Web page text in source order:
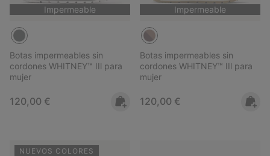
Impermeable
Botas impermeables sin
cordones WHITNEY™ IIl para
mujer
Regular price:
120,00 €
Impermeable
Botas impermeables sin
cordones WHITNEY™ IIl para
mujer
Regular price:
120,00 €
NUEVOS COLORES